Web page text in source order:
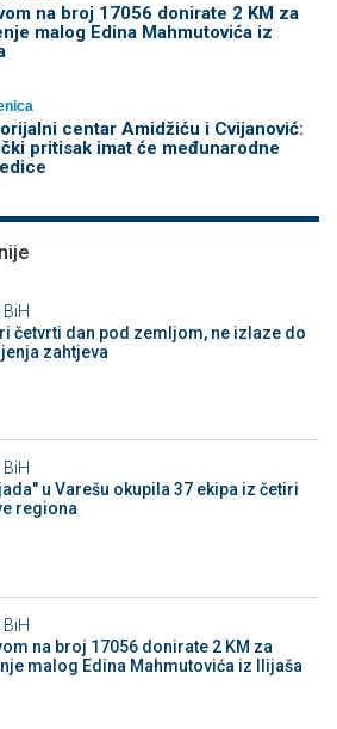
na broj 17056 donirate 2 KM za
malog Edina Mahmutovića iz
centar Amidžiću i Cvijanović:
pritisak imat će međunarodne
BiH
četvrti dan pod zemljom, ne izlaze do
zahtjeva
BiH
u Varešu okupila 37 ekipa iz četiri
regiona
BiH
na broj 17056 donirate 2 KM za
malog Edina Mahmutovića iz Ilijaša